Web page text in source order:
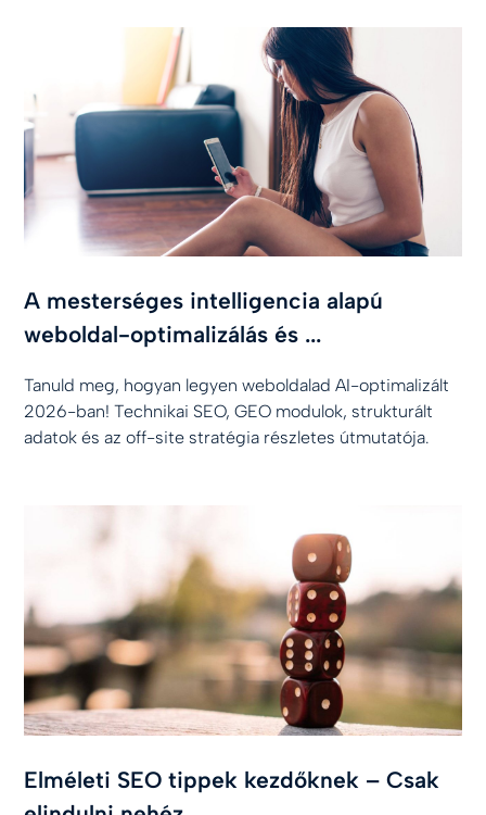
A mesterséges intelligencia alapú
weboldal-optimalizálás és ...
Tanuld meg, hogyan legyen weboldalad AI-optimalizált
2026-ban! Technikai SEO, GEO modulok, strukturált
adatok és az off-site stratégia részletes útmutatója.
Elméleti SEO tippek kezdőknek – Csak